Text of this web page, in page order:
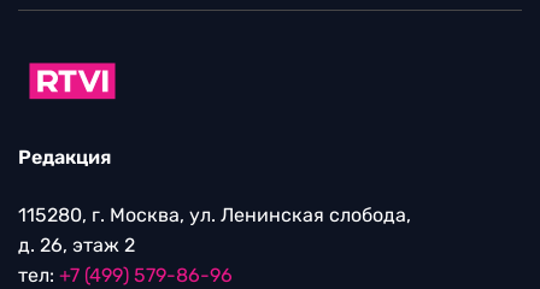
Редакция
115280, г. Москва, ул. Ленинская слобода,
д. 26, этаж 2
тел: +7 (499) 579-86-96